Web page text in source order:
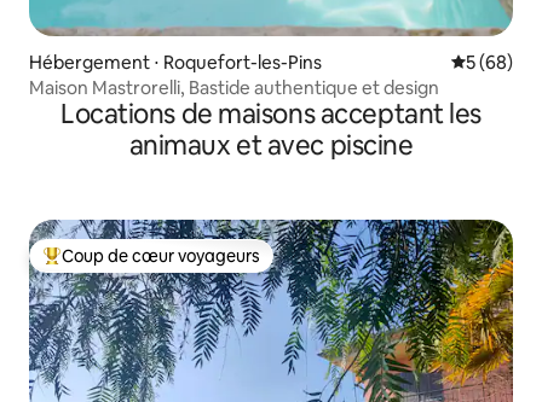
Hébergement ⋅ Roquefort-les-Pins
5 (68)
Maison Mastrorelli, Bastide authentique et design
Locations de maisons acceptant les
animaux et avec piscine
Coups de cœur voyageurs les plus appréciés
Coup de cœur voyageurs